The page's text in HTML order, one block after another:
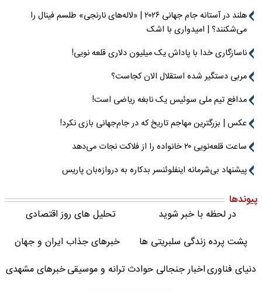
هلند در آستانه جام جهانی ۲۰۲۶ | «لاله‌های نارنجی» طلسم فینال را
می‌شکنند؟ | امیدواری با اشک
ناسازگاری خدا با پاداش یک میلیون دلاری قلعه نویی!
مربی دستگیر شده استقلال الان کجاست؟
مدافع تیم ملی سوئیس یک نابغه ریاضی است!
عکس | بزرگترین مهاجم تاریخ که در جام‌جهانی بازی نکرد!
ساعت قلعه‌نویی ۲۰ خانواده را از فلاکت نجات می‌دهد
پیشنهاد بی‌شرمانه اینفلوئنسر بدکاره به دروازه‌بان پاریس
پیوندها
در لحظه با خبر شوید
تحلیل های روز اقتصادی
پشت پرده زندگی سلبریتی ها
خبرهای جذاب ایران و جهان
دنیای فناوریاخبار جنجالی حوادثترانه و موسیقیخبرهای مشهدی